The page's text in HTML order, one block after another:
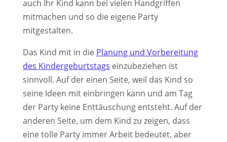
auch Ihr Kind kann bei vielen Handgriffen
mitmachen und so die eigene Party
mitgestalten.
Das Kind mit in die Planung und Vorbereitung
des Kindergeburtstags einzubeziehen ist
sinnvoll. Auf der einen Seite, weil das Kind so
seine Ideen mit einbringen kann und am Tag
der Party keine Enttäuschung entsteht. Auf der
anderen Seite, um dem Kind zu zeigen, dass
eine tolle Party immer Arbeit bedeutet, aber